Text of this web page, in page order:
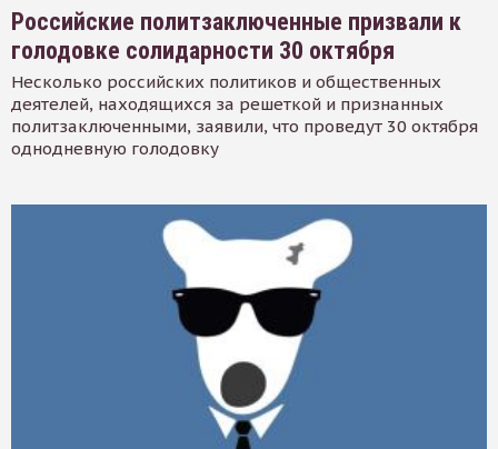
Российские политзаключенные призвали к
голодовке солидарности 30 октября
Несколько российских политиков и общественных
деятелей, находящихся за решеткой и признанных
политзаключенными, заявили, что проведут 30 октября
однодневную голодовку